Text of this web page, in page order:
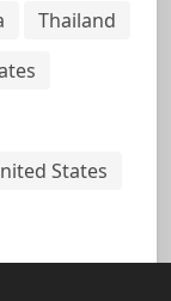
Thailand
States